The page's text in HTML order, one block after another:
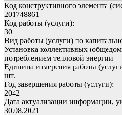
Код конструктивного элемента
201748861
Код работы (услуги):
30
Вид работы (услуги) по
Установка коллективных
потреблением тепловой энергии
Единица измерения работы
шт.
Год завершения работы (услуги):
2042
Дата актуализации информации,
30.08.2021